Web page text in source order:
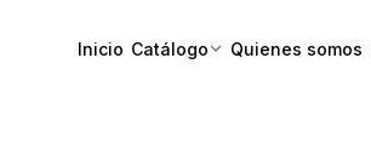
Inicio Catálogo Quienes somos